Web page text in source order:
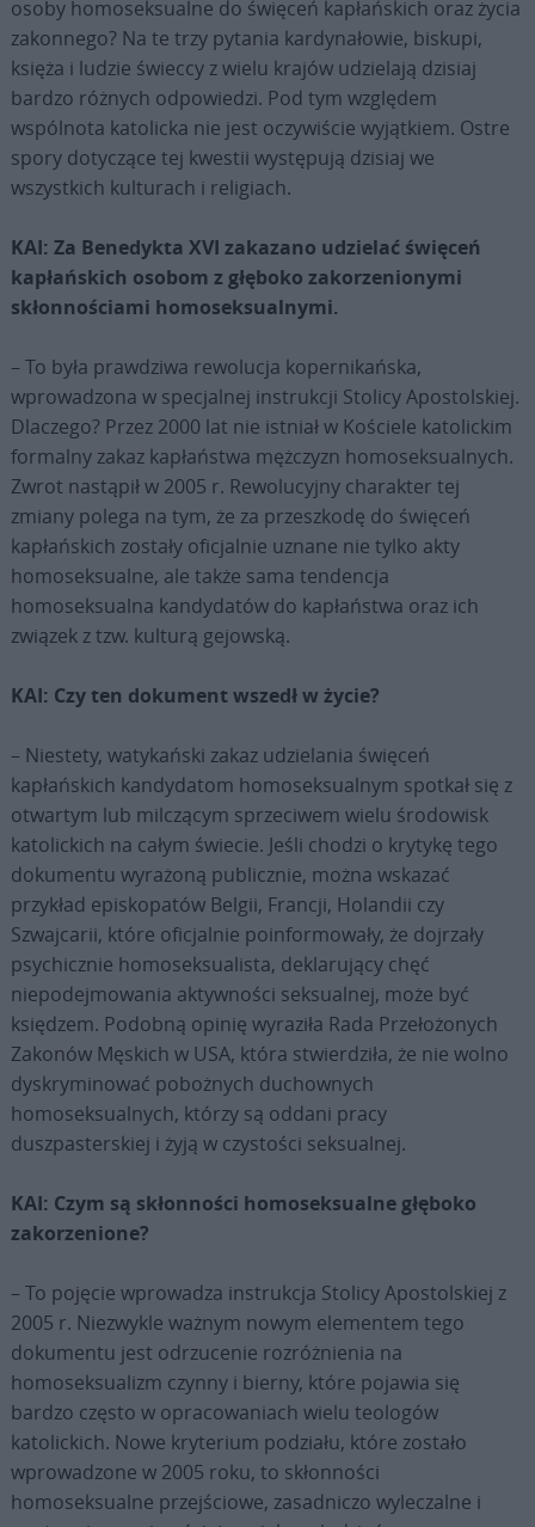
osoby homoseksualne do święceń kapłańskich oraz życia
zakonnego? Na te trzy pytania kardynałowie, biskupi,
księża i ludzie świeccy z wielu krajów udzielają dzisiaj
bardzo różnych odpowiedzi. Pod tym względem
wspólnota katolicka nie jest oczywiście wyjątkiem. Ostre
spory dotyczące tej kwestii występują dzisiaj we
wszystkich kulturach i religiach.
KAI: Za Benedykta XVI zakazano udzielać święceń
kapłańskich osobom z głęboko zakorzenionymi
skłonnościami homoseksualnymi.
– To była prawdziwa rewolucja kopernikańska,
wprowadzona w specjalnej instrukcji Stolicy Apostolskiej.
Dlaczego? Przez 2000 lat nie istniał w Kościele katolickim
formalny zakaz kapłaństwa mężczyzn homoseksualnych.
Zwrot nastąpił w 2005 r. Rewolucyjny charakter tej
zmiany polega na tym, że za przeszkodę do święceń
kapłańskich zostały oficjalnie uznane nie tylko akty
homoseksualne, ale także sama tendencja
homoseksualna kandydatów do kapłaństwa oraz ich
związek z tzw. kulturą gejowską.
KAI: Czy ten dokument wszedł w życie?
– Niestety, watykański zakaz udzielania święceń
kapłańskich kandydatom homoseksualnym spotkał się z
otwartym lub milczącym sprzeciwem wielu środowisk
katolickich na całym świecie. Jeśli chodzi o krytykę tego
dokumentu wyrażoną publicznie, można wskazać
przykład episkopatów Belgii, Francji, Holandii czy
Szwajcarii, które oficjalnie poinformowały, że dojrzały
psychicznie homoseksualista, deklarujący chęć
niepodejmowania aktywności seksualnej, może być
księdzem. Podobną opinię wyraziła Rada Przełożonych
Zakonów Męskich w USA, która stwierdziła, że nie wolno
dyskryminować pobożnych duchownych
homoseksualnych, którzy są oddani pracy
duszpasterskiej i żyją w czystości seksualnej.
KAI: Czym są skłonności homoseksualne głęboko
zakorzenione?
– To pojęcie wprowadza instrukcja Stolicy Apostolskiej z
2005 r. Niezwykle ważnym nowym elementem tego
dokumentu jest odrzucenie rozróżnienia na
homoseksualizm czynny i bierny, które pojawia się
bardzo często w opracowaniach wielu teologów
katolickich. Nowe kryterium podziału, które zostało
wprowadzone w 2005 roku, to skłonności
homoseksualne przejściowe, zasadniczo wyleczalne i